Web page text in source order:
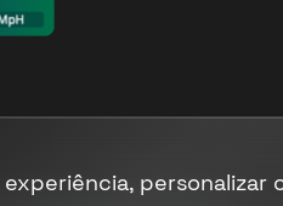
experiência,